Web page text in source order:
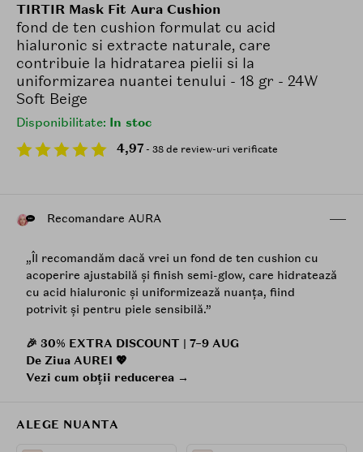
TIRTIR Mask Fit Aura Cushion
fond de ten cushion formulat cu acid
hialuronic si extracte naturale, care
contribuie la hidratarea pielii si la
uniformizarea nuantei tenului - 18 gr - 24W
Soft Beige
Disponibilitate: In stoc
4,97 - 38 de review-uri verificate
Recomandare AURA
„Îl recomandăm dacă vrei un fond de ten cushion cu
acoperire ajustabilă și finish semi-glow, care hidratează
cu acid hialuronic și uniformizează nuanța, fiind
potrivit și pentru piele sensibilă.”
🎉 30% EXTRA DISCOUNT | 7–9 AUG
De Ziua AUREI 💖
Vezi cum obții reducerea →
ALEGE NUANTA